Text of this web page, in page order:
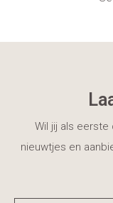
Wil jij als
nieuwtjes en